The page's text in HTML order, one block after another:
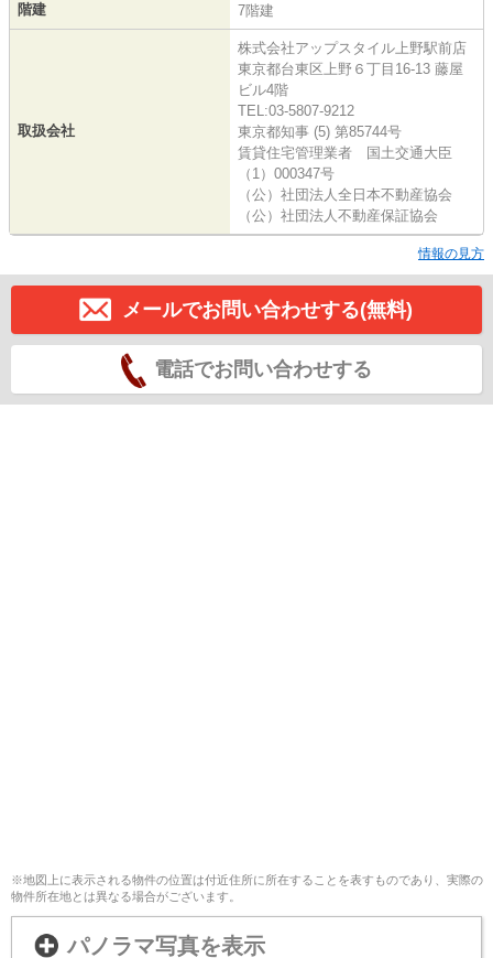
階建 7階建
取扱会社
株式会社アップスタイル上野駅前店
東京都台東区上野６丁目16-13 藤屋
ビル4階
TEL:03-5807-9212
東京都知事 (5) 第85744号
賃貸住宅管理業者 国土交通大臣
（1）000347号
（公）社団法人全日本不動産協会
（公）社団法人不動産保証協会
情報の見方
メールでお問い合わせする(無料)
電話でお問い合わせする
※地図上に表示される物件の位置は付近住所に所在することを表すものであり、実際の
物件所在地とは異なる場合がございます。
パノラマ写真を表示